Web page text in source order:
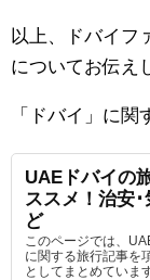
以上、ドバイフ
についてお伝え
「ドバイ」に
UAEドバイの
ススメ！治安
ど
このページでは、
に関する旅行記事を
としてまとめています